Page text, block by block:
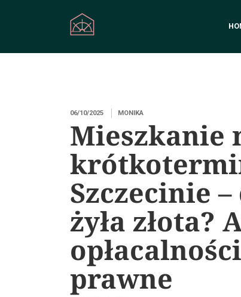
06/10/2025 MONIKA
Mieszkanie
Szczecinie
żyła złota?
prawne